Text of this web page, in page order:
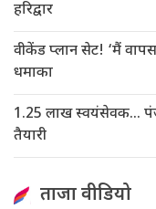
हरिद्वार
वीकेंड प्लान सेट! ‘मैं
धमाका
1.25 लाख स्वयंसेवक...
तैयारी
ताजा वीडियो